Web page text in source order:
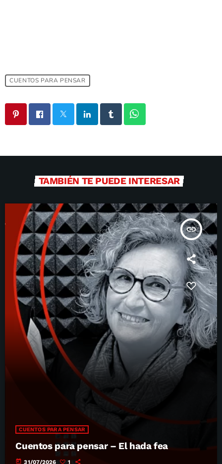
CUENTOS PARA PENSAR
TAMBIÉN TE PUEDE INTERESAR
insert_link
CUENTOS PARA PENSAR
Cuentos para pensar – El hada fea
today 31/07/2026 1